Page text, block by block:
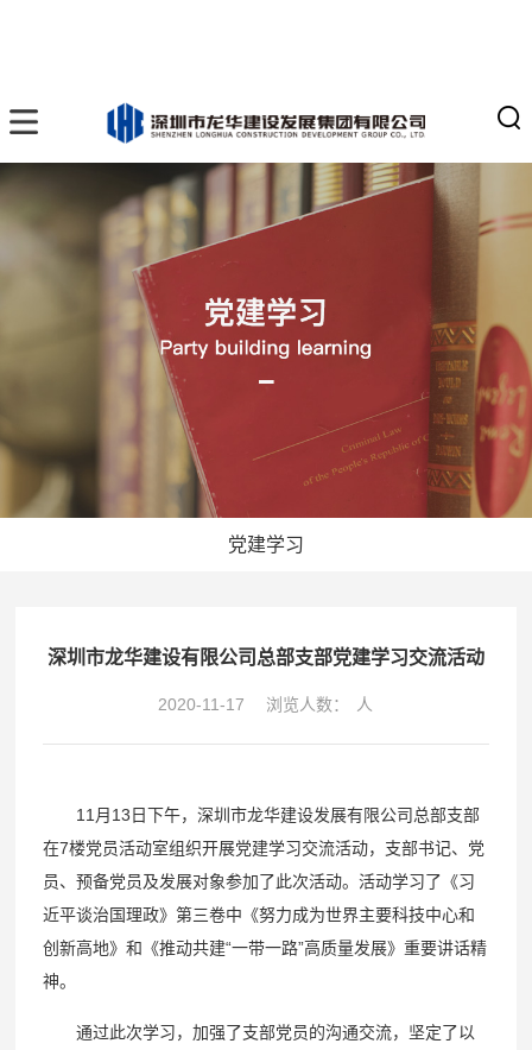
党建学习
深圳市龙华建设有限公司总部支部党建学习交流活动
2020-11-17 浏览人数： 人
11月13日下午，深圳市龙华建设发展有限公司总部支部
在7楼党员活动室组织开展党建学习交流活动，支部书记、党
员、预备党员及发展对象参加了此次活动。活动学习了《习
近平谈治国理政》第三卷中《努力成为世界主要科技中心和
创新高地》和《推动共建“一带一路”高质量发展》重要讲话精
神。
通过此次学习，加强了支部党员的沟通交流，坚定了以